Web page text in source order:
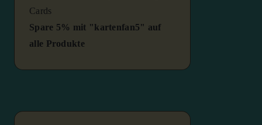
Cards
Spare 5% mit "kartenfan5" auf
alle Produkte